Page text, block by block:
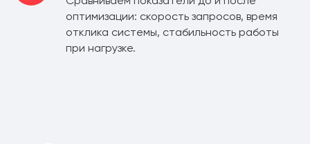
оптимизации: скорость запросов, время
отклика системы, стабильность работы
при нагрузке.